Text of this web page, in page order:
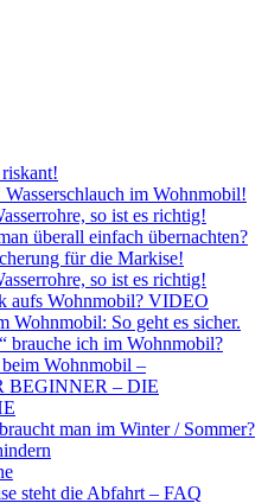
im Wohnmobil!
so ist es richtig!
überall einfach übernachten?
für die Markise!
so ist es richtig!
aufs Wohnmobil? VIDEO
Wohnmobil: So geht es sicher.
brauche ich im Wohnmobil?
Wohnmobil –
BEGINNER – DIE
man im Winter / Sommer?
steht die Abfahrt – FAQ